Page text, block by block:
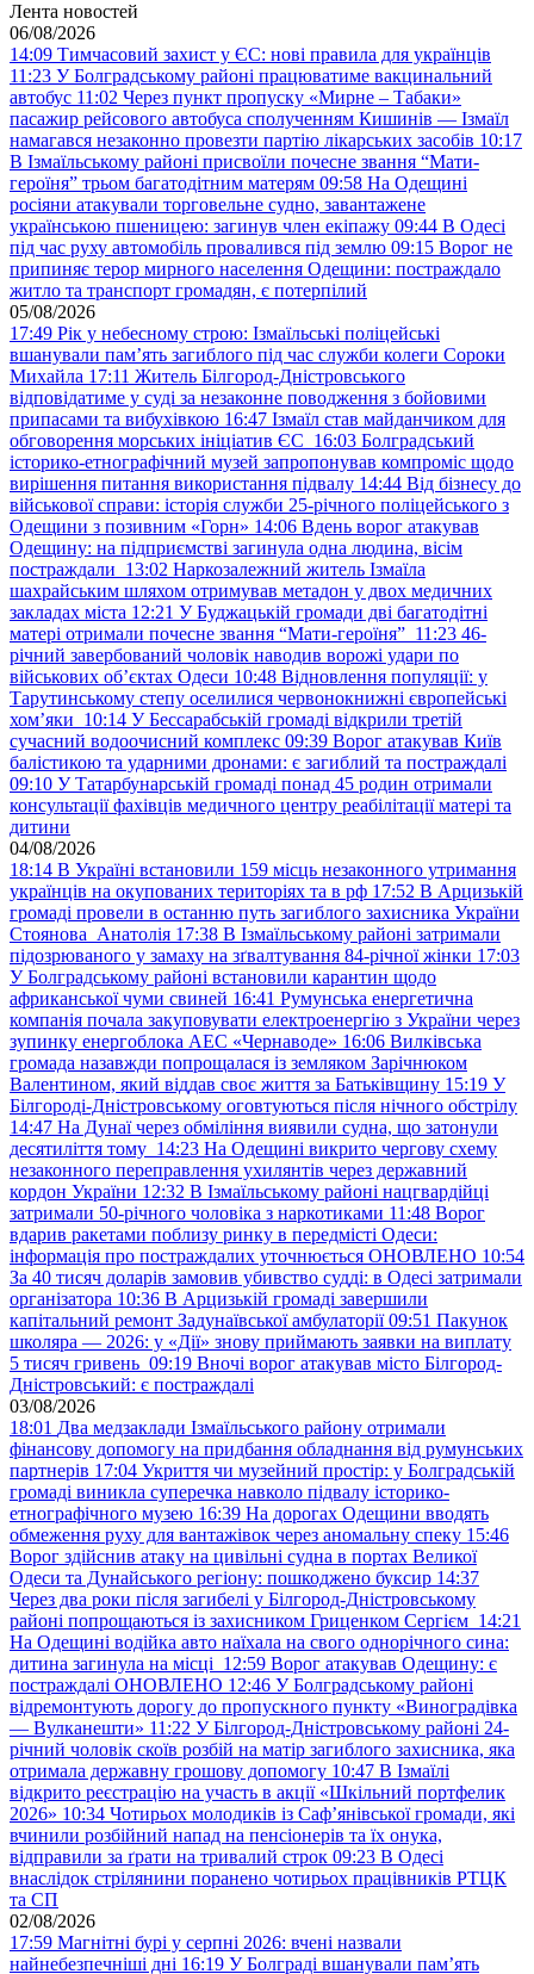
Лента новостей
06/08/2026
14:09 Тимчасовий захист у ЄС: нові правила для українців
11:23 У Болградському районі працюватиме вакцинальний
автобус 11:02 Через пункт пропуску «Мирне – Табаки»
пасажир рейсового автобуса сполученням Кишинів — Ізмаїл
намагався незаконно провезти партію лікарських засобів 10:17
В Ізмаїльському районі присвоїли почесне звання “Мати-
героїня” трьом багатодітним матерям 09:58 На Одещині
росіяни атакували торговельне судно, завантажене
українською пшеницею: загинув член екіпажу 09:44 В Одесі
під час руху автомобіль провалився під землю 09:15 Ворог не
припиняє терор мирного населення Одещини: постраждало
житло та транспорт громадян, є потерпілий
05/08/2026
17:49 Рік у небесному строю: Ізмаїльські поліцейські
вшанували пам’ять загиблого під час служби колеги Сороки
Михайла 17:11 Житель Білгород-Дністровського
відповідатиме у суді за незаконне поводження з бойовими
припасами та вибухівкою 16:47 Ізмаїл став майданчиком для
обговорення морських ініціатив ЄС 16:03 Болградський
історико-етнографічний музей запропонував компроміс щодо
вирішення питання використання підвалу 14:44 Від бізнесу до
військової справи: історія служби 25-річного поліцейського з
Одещини з позивним «Горн» 14:06 Вдень ворог атакував
Одещину: на підприємстві загинула одна людина, вісім
постраждали 13:02 Наркозалежний житель Ізмаїла
шахрайським шляхом отримував метадон у двох медичних
закладах міста 12:21 У Буджацькій громади дві багатодітні
матері отримали почесне звання “Мати-героїня” 11:23 46-
річний завербований чоловік наводив ворожі удари по
військових обʼєктах Одеси 10:48 Відновлення популяції: у
Тарутинському степу оселилися червонокнижні європейські
хом’яки 10:14 У Бессарабській громаді відкрили третій
сучасний водоочисний комплекс 09:39 Ворог атакував Київ
балістикою та ударними дронами: є загиблий та постраждалі
09:10 У Татарбунарській громаді понад 45 родин отримали
консультації фахівців медичного центру реабілітації матері та
дитини
04/08/2026
18:14 В Україні встановили 159 місць незаконного утримання
українців на окупованих територіях та в рф 17:52 В Арцизькій
громаді провели в останню путь загиблого захисника України
Стоянова Анатолія 17:38 В Ізмаїльському районі затримали
підозрюваного у замаху на зґвалтування 84-річної жінки 17:03
У Болградському районі встановили карантин щодо
африканської чуми свиней 16:41 Румунська енергетична
компанія почала закуповувати електроенергію з України через
зупинку енергоблока АЕС «Чернаводе» 16:06 Вилківська
громада назавжди попрощалася із земляком Зарічнюком
Валентином, який віддав своє життя за Батьківщину 15:19 У
Білгороді-Дністровському оговтуються після нічного обстрілу
14:47 На Дунаї через обміління виявили судна, що затонули
десятиліття тому 14:23 На Одещині викрито чергову схему
незаконного переправлення ухилянтів через державний
кордон України 12:32 В Ізмаїльському районі нацгвардійці
затримали 50-річного чоловіка з наркотиками 11:48 Ворог
вдарив ракетами поблизу ринку в передмісті Одеси:
інформація про постраждалих уточнюється ОНОВЛЕНО 10:54
За 40 тисяч доларів замовив убивство судді: в Одесі затримали
організатора 10:36 В Арцизькій громаді завершили
капітальний ремонт Задунаївської амбулаторії 09:51 Пакунок
школяра — 2026: у «Дії» знову приймають заявки на виплату
5 тисяч гривень 09:19 Вночі ворог атакував місто Білгород-
Дністровський: є постраждалі
03/08/2026
18:01 Два медзаклади Ізмаїльського району отримали
фінансову допомогу на придбання обладнання від румунських
партнерів 17:04 Укриття чи музейний простір: у Болградській
громаді виникла суперечка навколо підвалу історико-
етнографічного музею 16:39 На дорогах Одещини вводять
обмеження руху для вантажівок через аномальну спеку 15:46
Ворог здійснив атаку на цивільні судна в портах Великої
Одеси та Дунайського регіону: пошкоджено буксир 14:37
Через два роки після загибелі у Білгород-Дністровському
районі попрощаються із захисником Гриценком Сергієм 14:21
На Одещині водійка авто наїхала на свого однорічного сина:
дитина загинула на місці 12:59 Ворог атакував Одещину: є
постраждалі ОНОВЛЕНО 12:46 У Болградському районі
відремонтують дорогу до пропускного пункту «Виноградівка
— Вулканешти» 11:22 У Білгород-Дністровському районі 24-
річний чоловік скоїв розбій на матір загиблого захисника, яка
отримала державну грошову допомогу 10:47 В Ізмаїлі
відкрито реєстрацію на участь в акції «Шкільний портфелик
2026» 10:34 Чотирьох молодиків із Саф’янівської громади, які
вчинили розбійний напад на пенсіонерів та їх онука,
відправили за ґрати на тривалий строк 09:23 В Одесі
внаслідок стрілянини поранено чотирьох працівників РТЦК
та СП
02/08/2026
17:59 Магнітні бурі у серпні 2026: вчені назвали
найнебезпечніші дні 16:19 У Болграді вшанували пам’ять